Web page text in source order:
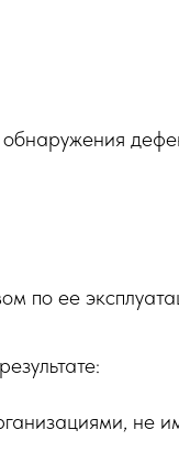
по ее
не